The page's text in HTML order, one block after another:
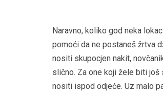
Naravno, koliko god neka
pomoći da ne postaneš žrtva
nositi skupocjen nakit,
slično. Za one koji žele biti još
nositi ispod odjeće. Uz malo